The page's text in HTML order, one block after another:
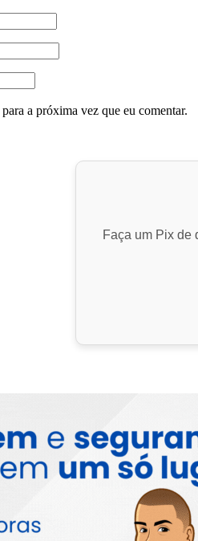
a próxima vez que eu comentar.
Faça um Pix de